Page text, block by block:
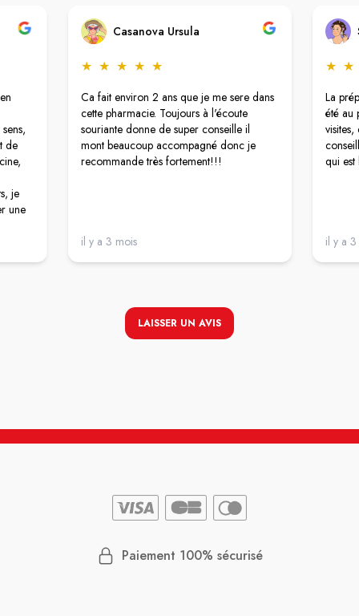
de
je
une
Casanova Ursula
★ ★ ★ ★ ★
Ca fait environ 2 ans que je me sere dans
cette pharmacie. Toujours à l'écoute
souriante donne de super conseille il
mont beaucoup accompagné donc je
recommande très fortement!!!
il y a 3 mois
★ ★
La
été au
qui
il y a
LAISSER UN AVIS
Paiement 100% sécurisé